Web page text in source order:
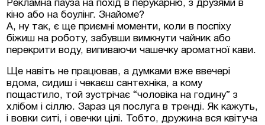
реєстрація чи
(фірми) у
ОАЕ | Відкрити
Рекламна пауза на похід в перукарню, з друзями в
кіно або на боулінг. Знайоме?
А, ну так, є ще приємні моменти, коли в поспіху
біжиш на роботу, забувши вимкнути чайник або
перекрити воду, випиваючи чашечку ароматної кави.
Ще навіть не працював, а думками вже ввечері
вдома, сидиш і чекаєш сантехніка, а кому
пощастило, той зустрічає “чоловіка на годину” з
хлібом і сіллю. Зараз ця послуга в тренді. Як кажуть,
і вовки ситі, і овечки цілі. Тобто, дружина вся квітуча